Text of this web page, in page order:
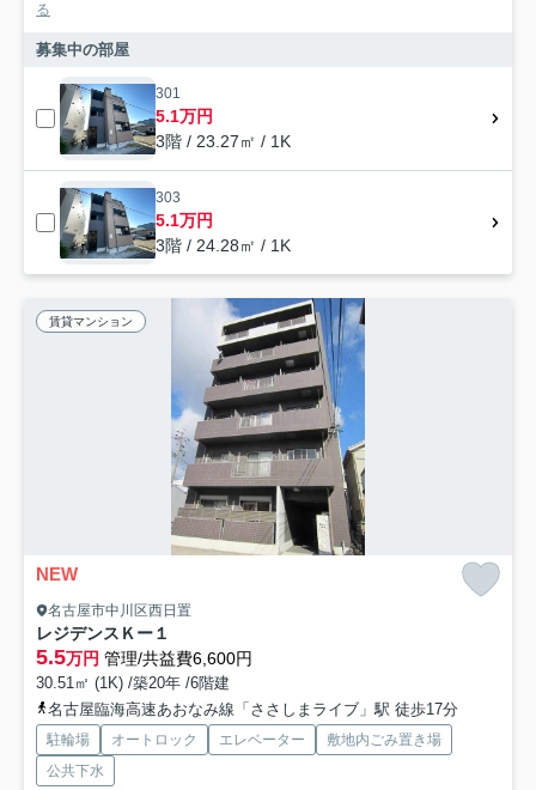
る
募集中の部屋
301
5.1万円
3階 / 23.27㎡ / 1K
303
5.1万円
3階 / 24.28㎡ / 1K
賃貸マンション
NEW
名古屋市中川区西日置
レジデンスＫー１
5.5万円 管理/共益費6,600円
30.51㎡ (1K) /築20年 /6階建
名古屋臨海高速あおなみ線「ささしまライブ」駅 徒歩17分
駐輪場 オートロック エレベーター
敷地内ごみ置き場
公共下水